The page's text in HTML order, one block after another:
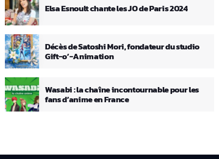
Elsa Esnoult chante les JO de Paris 2024
Décès de Satoshi Mori, fondateur du studio
Gift-o’-Animation
Wasabi : la chaîne incontournable pour les
fans d’anime en France